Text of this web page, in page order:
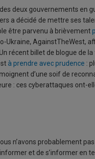
deux gouvernements en
a décidé de mettre ses
être parvenu à brièvement
Ukraine, AgainstTheWest,
. Un récent billet de blogue de
à prendre avec prudence :
d’une soif de
: ces cyberattaques ont-
n’avons probablement
et de s’informer en